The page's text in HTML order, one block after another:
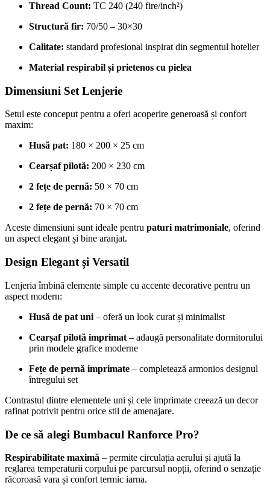
Thread Count: TC 240 (240 fire/inch²)
Structură fir: 70/50 – 30×30
Calitate: standard profesional inspirat din segmentul hotelier
Material respirabil și prietenos cu pielea
Dimensiuni Set Lenjerie
Setul este conceput pentru a oferi acoperire generoasă și confort
maxim:
Husă pat: 180 × 200 × 25 cm
Cearșaf pilotă: 200 × 230 cm
2 fețe de pernă: 50 × 70 cm
2 fețe de pernă: 70 × 70 cm
Aceste dimensiuni sunt ideale pentru paturi matrimoniale, oferind
un aspect elegant și bine aranjat.
Design Elegant și Versatil
Lenjeria îmbină elemente simple cu accente decorative pentru un
aspect modern:
Husă de pat uni – oferă un look curat și minimalist
Cearșaf pilotă imprimat – adaugă personalitate dormitorului
prin modele grafice moderne
Fețe de pernă imprimate – completează armonios designul
întregului set
Contrastul dintre elementele uni și cele imprimate creează un decor
rafinat potrivit pentru orice stil de amenajare.
De ce să alegi Bumbacul Ranforce Pro?
Respirabilitate maximă – permite circulația aerului și ajută la
reglarea temperaturii corpului pe parcursul nopții, oferind o senzație
răcoroasă vara și confort termic iarna.